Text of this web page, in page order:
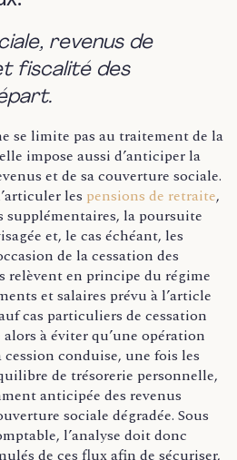
revenus de
fiscalité des
se limite pas au traitement de la
impose aussi d’anticiper la
et de sa couverture sociale.
les pensions de retraite,
supplémentaires, la poursuite
et, le cas échéant, les
de la cessation des
relèvent en principe du régime
et salaires prévu à l’article
cas particuliers de cessation
alors à éviter qu’une opération
cession conduise, une fois les
de trésorerie personnelle,
anticipée des revenus
sociale dégradée. Sous
l’analyse doit donc
de ces flux afin de sécuriser,